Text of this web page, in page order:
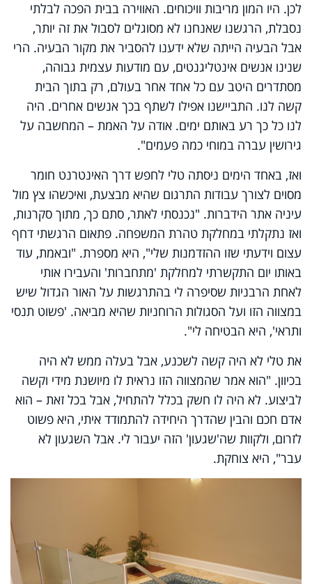
לכן. היו המון מריבות וויכוחים. האווירה בבית הפכה לבלתי
נסבלת, הרגשנו שאנחנו לא מסוגלים לסבול את זה יותר,
אבל הבעיה הייתה שלא ידענו להסביר את מקור הבעיה. הרי
שנינו אנשים אינטליגנטים, עם מודעות עצמית גבוהה,
מסתדרים היטב עם כל אחד אחר בעולם, רק בתוך הבית
קשה לנו. התביישנו אפילו לשתף בכך אנשים אחרים. היה
לנו כל כך רע באותם ימים. אודה על האמת – המחשבה על
גירושין עברה במוחי כמה פעמים".
ואז, באחד הימים ניסתה טלי לחפש דרך האינטרנט חומר
מסוים לצורך עבודות התרגום שהיא מבצעת, ואיכשהו צץ מול
עיניה אתר הידברות. "נכנסתי לאתר, סתם כך, מתוך סקרנות,
ואז נתקלתי במחלקת טהרת המשפחה. פתאום הרגשתי דחף
עצום וידעתי שזו ההזדמנות שלי", היא מספרת. "ובאמת, עוד
באותו יום התקשרתי למחלקת 'מתחברות' והעבירו אותי
לאחת הרבניות שסיפרה לי בהתרגשות על האור הגדול שיש
במצווה הזו ועל הסגולות הרוחניות שהיא מביאה. 'פשוט תנסי
ותראי', היא הבטיחה לי".
את טלי לא היה קשה לשכנע, אבל בעלה ממש לא היה
בכיוון. "הוא אמר שהמצווה הזו נראית לו מיושנת מידי וקשה
לביצוע. לא היה לו חשק בכלל להתחיל, אבל בכל זאת – הוא
אדם חכם והבין שהדרך היחידה להתמודד איתי, היא פשוט
לזרום, ולקוות שה'שגעון' הזה יעבור לי. אבל השגעון לא
עבר", היא צוחקת.